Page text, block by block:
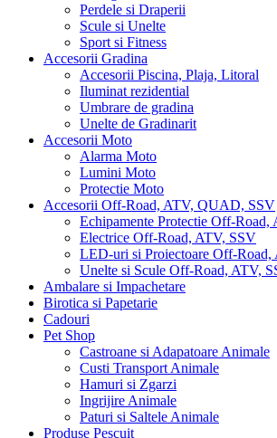
Perdele si Draperii
Scule si Unelte
Sport si Fitness
Accesorii Gradina
Accesorii Piscina, Plaja, Litoral
Iluminat rezidential
Umbrare de gradina
Unelte de Gradinarit
Accesorii Moto
Alarma Moto
Lumini Moto
Protectie Moto
Accesorii Off-Road, ATV, QUAD, SSV
Echipamente Protectie Off-Road,
Electrice Off-Road, ATV, SSV
LED-uri si Proiectoare Off-Road,
Unelte si Scule Off-Road, ATV,
Ambalare si Impachetare
Birotica si Papetarie
Cadouri
Pet Shop
Castroane si Adapatoare Animale
Custi Transport Animale
Hamuri si Zgarzi
Ingrijire Animale
Paturi si Saltele Animale
Produse Pescuit